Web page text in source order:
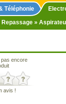
Téléphonie
Repassage »
encore
avis !